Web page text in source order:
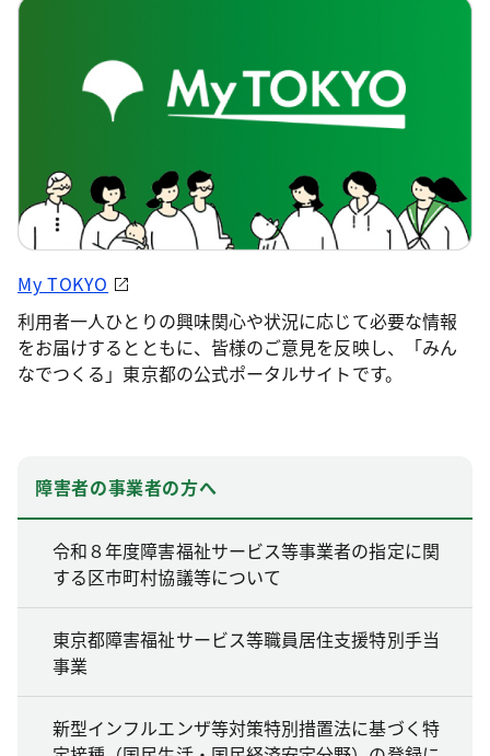
My TOKYO
利用者一人ひとりの興味関心や状況に応じて必要な情報
をお届けするとともに、皆様のご意見を反映し、「みん
なでつくる」東京都の公式ポータルサイトです。
障害者の事業者の方へ
令和８年度障害福祉サービス等事業者の指定に関
する区市町村協議等について
東京都障害福祉サービス等職員居住支援特別手当
事業
新型インフルエンザ等対策特別措置法に基づく特